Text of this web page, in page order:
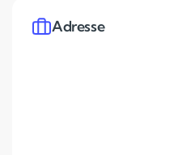
Adresse